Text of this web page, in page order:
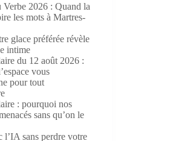
Verbe 2026 : Quand la
les mots à Martres-
glace préférée révèle
intime
du 12 août 2026 :
vous
pour tout
: pourquoi nos
sans qu’on le
l’IA sans perdre votre